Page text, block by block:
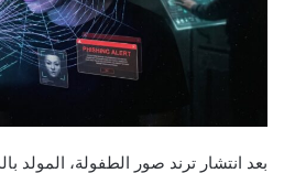
بعد انتشار ترند صور الطفولة، المولد